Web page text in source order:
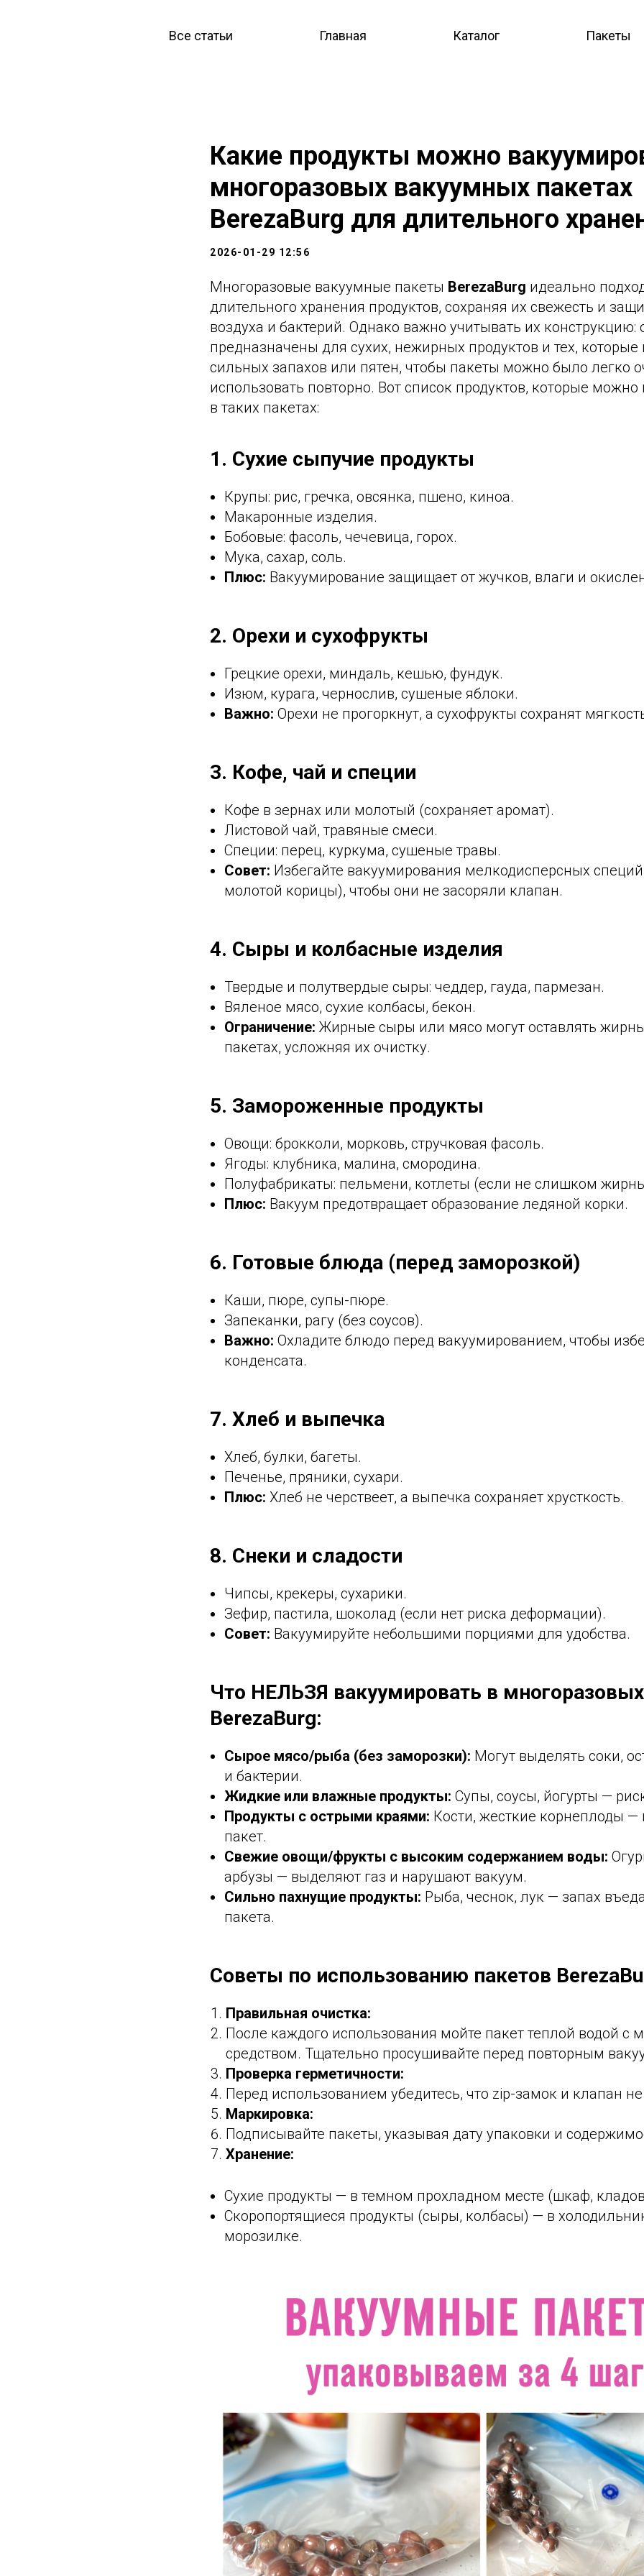
Все статьи Главная Каталог Пакеты
Какие продукты можно
многоразовых вакуумных пакетах
BerezaBurg для длительного
2026-01-29 12:56
Многоразовые вакуумные пакеты BerezaBurg идеально
длительного хранения продуктов, сохраняя их свежесть и
воздуха и бактерий. Однако важно учитывать их конструкцию:
предназначены для сухих, нежирных продуктов и тех, которые
сильных запахов или пятен, чтобы пакеты можно было легко
использовать повторно. Вот список продуктов, которые можно
в таких пакетах:
1. Сухие сыпучие продукты
Крупы: рис, гречка, овсянка, пшено, киноа.
Макаронные изделия.
Бобовые: фасоль, чечевица, горох.
Мука, сахар, соль.
Плюс: Вакуумирование защищает от жучков, влаги и
2. Орехи и сухофрукты
Грецкие орехи, миндаль, кешью, фундук.
Изюм, курага, чернослив, сушеные яблоки.
Важно: Орехи не прогоркнут, а сухофрукты сохранят
3. Кофе, чай и специи
Кофе в зернах или молотый (сохраняет аромат).
Листовой чай, травяные смеси.
Специи: перец, куркума, сушеные травы.
Совет: Избегайте вакуумирования мелкодисперсных
молотой корицы), чтобы они не засоряли клапан.
4. Сыры и колбасные изделия
Твердые и полутвердые сыры: чеддер, гауда, пармезан.
Вяленое мясо, сухие колбасы, бекон.
Ограничение: Жирные сыры или мясо могут оставлять
пакетах, усложняя их очистку.
5. Замороженные продукты
Овощи: брокколи, морковь, стручковая фасоль.
Ягоды: клубника, малина, смородина.
Полуфабрикаты: пельмени, котлеты (если не слишком
Плюс: Вакуум предотвращает образование ледяной корки.
6. Готовые блюда (перед заморозкой)
Каши, пюре, супы-пюре.
Запеканки, рагу (без соусов).
Важно: Охладите блюдо перед вакуумированием, чтобы
конденсата.
7. Хлеб и выпечка
Хлеб, булки, багеты.
Печенье, пряники, сухари.
Плюс: Хлеб не черствеет, а выпечка сохраняет хрусткость.
8. Снеки и сладости
Чипсы, крекеры, сухарики.
Зефир, пастила, шоколад (если нет риска деформации).
Совет: Вакуумируйте небольшими порциями для удобства.
Что НЕЛЬЗЯ вакуумировать в
BerezaBurg:
Сырое мясо/рыба (без заморозки): Могут выделять соки,
и бактерии.
Жидкие или влажные продукты: Супы, соусы, йогурты —
Продукты с острыми краями: Кости, жесткие корнеплоды —
пакет.
Свежие овощи/фрукты с высоким содержанием воды:
арбузы — выделяют газ и нарушают вакуум.
Сильно пахнущие продукты: Рыба, чеснок, лук — запах
пакета.
Советы по использованию пакетов
Правильная очистка:
После каждого использования мойте пакет теплой водой
средством. Тщательно просушивайте перед повторным
Проверка герметичности:
Перед использованием убедитесь, что zip-замок и клапан
Маркировка:
Подписывайте пакеты, указывая дату упаковки и
Хранение:
Сухие продукты — в темном прохладном месте (шкаф,
Скоропортящиеся продукты (сыры, колбасы) — в
морозилке.